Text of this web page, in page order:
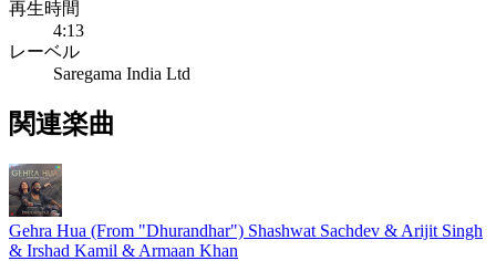
再生時間
4:13
レーベル
Saregama India Ltd
関連楽曲
Gehra Hua (From "Dhurandhar") Shashwat Sachdev & Arijit Singh
& Irshad Kamil & Armaan Khan